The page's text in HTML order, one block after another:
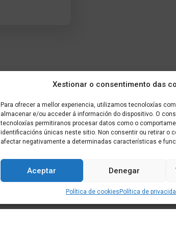
Xestionar o consentimento das
Para ofrecer a mellor experiencia, utilizamos tecnoloxías
almacenar e/ou acceder á información do dispositivo. O
tecnoloxías permitiranos procesar datos como o
identificacións únicas neste sitio. Non consentir ou retirar o
afectar negativamente a determinadas características e
Aceptar Denegar
Política de cookies Política de